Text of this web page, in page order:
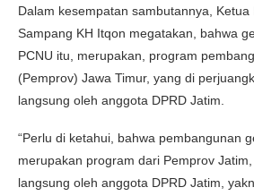
Dalam kesempatan sambutannya, Ketua
Sampang KH Itqon megatakan, bahwa
PCNU itu, merupakan, program
(Pemprov) Jawa Timur, yang di
langsung oleh anggota DPRD Jatim.
“Perlu di ketahui, bahwa pembangunan
merupakan program dari Pemprov
langsung oleh anggota DPRD Jatim,